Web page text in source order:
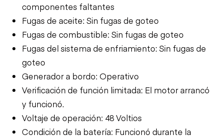
componentes faltantes
Fugas de aceite: Sin fugas de goteo
Fugas de combustible: Sin fugas de goteo
Fugas del sistema de enfriamiento: Sin fugas de
goteo
Generador a bordo: Operativo
Verificación de función limitada: El motor arrancó
y funcionó.
Voltaje de operación: 48 Voltios
Condición de la batería: Funcionó durante la